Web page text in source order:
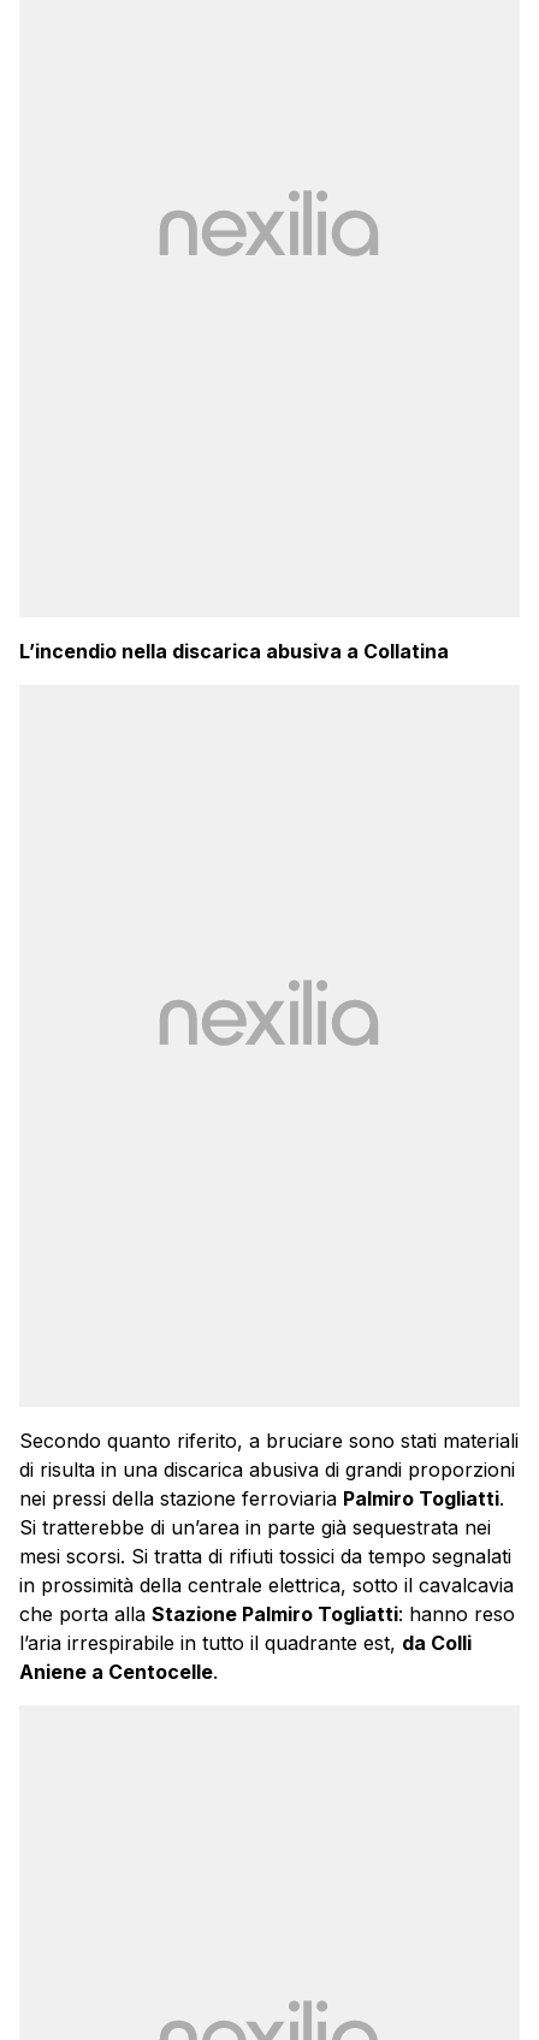
L’incendio nella discarica abusiva a Collatina
Secondo quanto riferito, a bruciare sono stati materiali
di risulta in una discarica abusiva di grandi proporzioni
nei pressi della stazione ferroviaria Palmiro Togliatti.
Si tratterebbe di un’area in parte già sequestrata nei
mesi scorsi. Si tratta di rifiuti tossici da tempo segnalati
in prossimità della centrale elettrica, sotto il cavalcavia
che porta alla Stazione Palmiro Togliatti: hanno reso
l’aria irrespirabile in tutto il quadrante est, da Colli
Aniene a Centocelle.